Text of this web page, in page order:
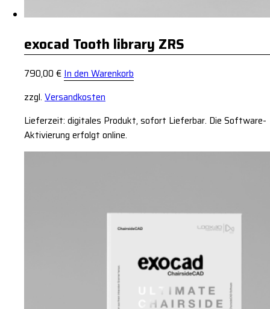
exocad Tooth library ZRS
790,00 € In den Warenkorb
zzgl. Versandkosten
Lieferzeit: digitales Produkt, sofort Lieferbar. Die Software-
Aktivierung erfolgt online.